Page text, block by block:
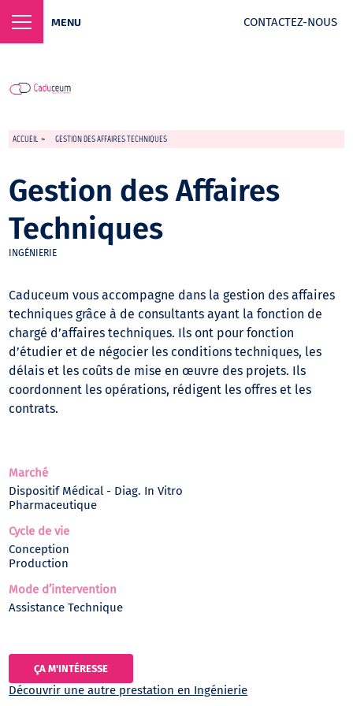
MENU CONTACTEZ-NOUS
ACCUEIL > GESTION DES AFFAIRES TECHNIQUES
Gestion des Affaires
Techniques
INGÉNIERIE
Caduceum vous accompagne dans la gestion des affaires
techniques grâce à de consultants ayant la fonction de
chargé d’affaires techniques. Ils ont pour fonction
d’étudier et de négocier les conditions techniques, les
délais et les coûts de mise en œuvre des projets. Ils
coordonnent les opérations, rédigent les offres et les
contrats.
Marché
Dispositif Médical - Diag. In Vitro
Pharmaceutique
Cycle de vie
Conception
Production
Mode d’intervention
Assistance Technique
ÇA M'INTÉRESSE
Découvrir une autre prestation en Ingénierie